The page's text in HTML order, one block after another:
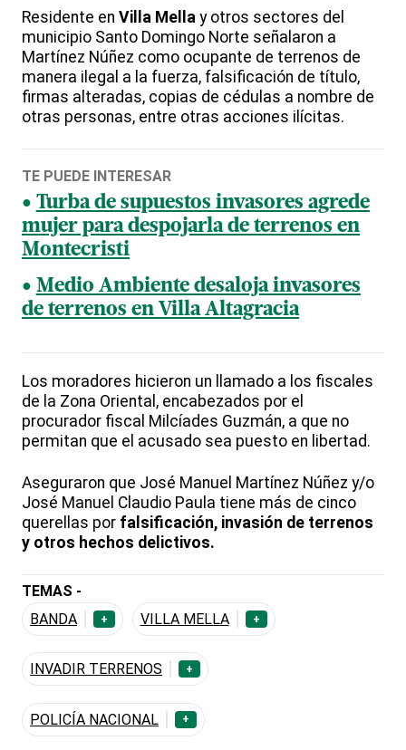
Residente en Villa Mella y otros sectores del
municipio Santo Domingo Norte señalaron a
Martínez Núñez como ocupante de terrenos de
manera ilegal a la fuerza, falsificación de título,
firmas alteradas, copias de cédulas a nombre de
otras personas, entre otras acciones ilícitas.
TE PUEDE INTERESAR
Turba de supuestos invasores agrede
mujer para despojarla de terrenos en
Montecristi
Medio Ambiente desaloja invasores
de terrenos en Villa Altagracia
Los moradores hicieron un llamado a los fiscales
de la Zona Oriental, encabezados por el
procurador fiscal Milcíades Guzmán, a que no
permitan que el acusado sea puesto en libertad.
Aseguraron que José Manuel Martínez Núñez y/o
José Manuel Claudio Paula tiene más de cinco
querellas por falsificación, invasión de terrenos
y otros hechos delictivos.
TEMAS -
BANDA
+ VILLA MELLA +
INVADIR TERRENOS +
POLICÍA NACIONAL +